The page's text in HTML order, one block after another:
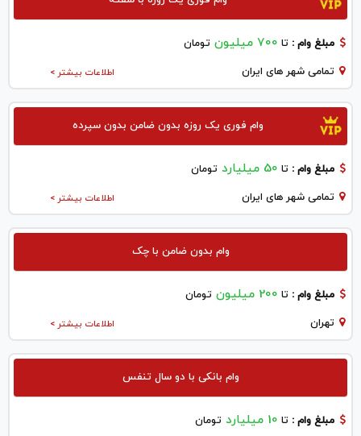
مبلغ وام : تا 700 میلیون تومان
اطلاعات بیشتر > تمامی شهر های ایران
وام فوری یک روزه بدون ضامن بدون سپرده
مبلغ وام : تا 50 میلیارد تومان
اطلاعات بیشتر > تمامی شهر های ایران
وام بدون ضامن با چک
مبلغ وام : تا 200 میلیون تومان
اطلاعات بیشتر > تهران
وام بانکی با دو سال تنفس
مبلغ وام : تا 10 میلیارد تومان